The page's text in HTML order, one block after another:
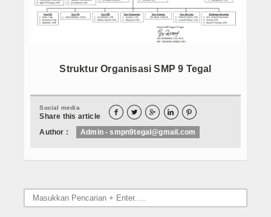
DOWNLOAD
PPDB 2021 JALUR PRESTASI
Struktur Organisasi SMP 9 Tegal
Social media
Share this article     
Author : Admin - smpn9tegal@gmail.com